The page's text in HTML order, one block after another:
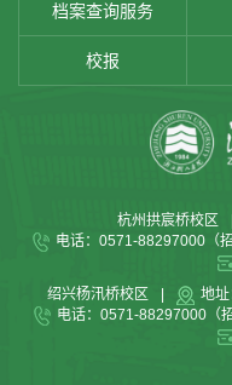
档案查询服务
校报
杭州拱宸桥校区
电话：0571-88297000（
绍兴杨汛桥校区
地
电话：0571-88297000（